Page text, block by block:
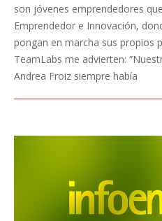
son jóvenes emprendedores
Emprendedor e Innovación,
pongan en marcha sus propios
TeamLabs me advierten:
Andrea Froiz siempre había